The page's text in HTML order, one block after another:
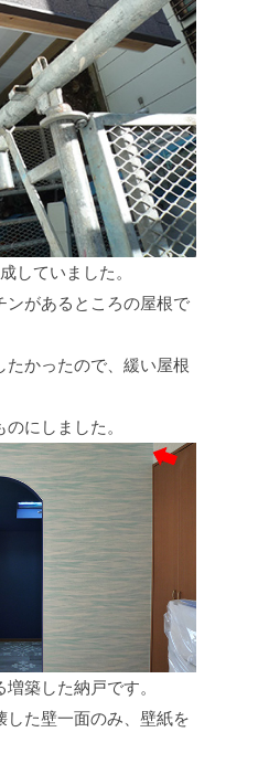
していました。
ンがあるところの屋根で
かったので、緩い屋根
にしました。
築した納戸です。
た壁一面のみ、壁紙を